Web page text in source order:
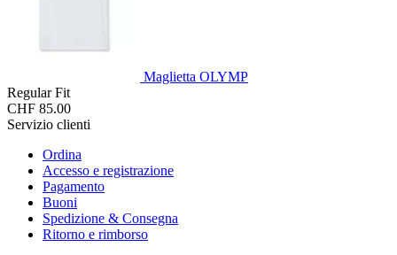
Maglietta OLYMP
Regular Fit
CHF 85.00
Servizio clienti
Ordina
Accesso e registrazione
Pagamento
Buoni
Spedizione & Consegna
Ritorno e rimborso